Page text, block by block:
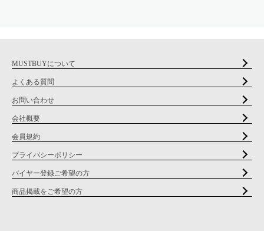
MUSTBUYについて
よくある質問
お問い合わせ
会社概要
会員規約
プライバシーポリシー
バイヤー登録ご希望の方
商品掲載をご希望の方